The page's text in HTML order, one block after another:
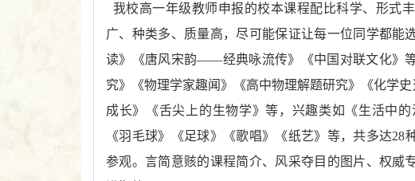
我校高一年级教师申报的校本课程配比科学、形式
广、种类多、质量高，尽可能保证让每一位同学都能
读》《唐风宋韵——经典咏流传》《中国对联文化》
究》《物理学家趣闻》《高中物理解题研究》《化学
成长》《舌尖上的生物学》等，兴趣类如《生活中
《羽毛球》《足球》《歌唱》《纸艺》等，共多达28
参观。言简意赅的课程简介、风采夺目的图片、权威